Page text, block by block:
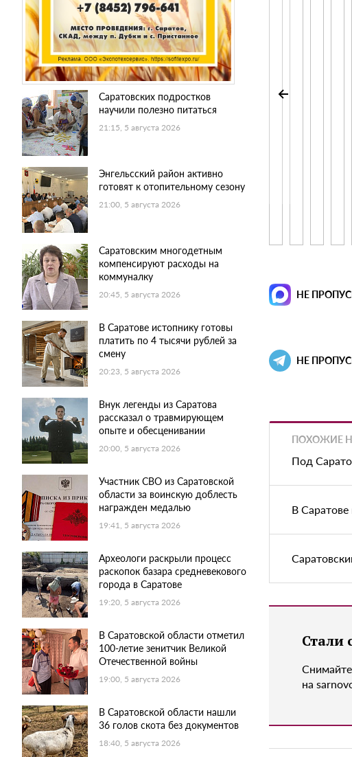
Саратовских подростков
научили полезно питаться
21:15, 5 августа 2026
Энгельсский район активно
готовят к отопительному сезону
21:00, 5 августа 2026
Саратовским многодетным
компенсируют расходы на
коммуналку
20:45, 5 августа 2026
В Саратове истопнику готовы
платить по 4 тысячи рублей за
смену
20:23, 5 августа 2026
Внук легенды из Саратова
рассказал о травмирующем
опыте и обесценивании
20:00, 5 августа 2026
Участник СВО из Саратовской
области за воинскую доблесть
награжден медалью
19:41, 5 августа 2026
Археологи раскрыли процесс
раскопок базара средневекового
города в Саратове
19:20, 5 августа 2026
В Саратовской области отметил
100-летие зенитчик Великой
Отечественной войны
19:00, 5 августа 2026
В Саратовской области нашли
36 голов скота без документов
18:40, 5 августа 2026
НЕ
НЕ
ПОХОЖИЕ
Под
В
Стали
на